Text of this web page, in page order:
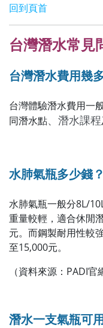
回到頁首
台灣潛水常見
台灣潛水費用幾
台灣體驗潛水費用一
同潛水點、潛水課程
水肺氣瓶多少錢？
水肺氣瓶一般分8L/
重量較輕，適合休閒
元。而鋼製耐用性較
至15,000元。
（資料來源：PADI官
潛水一支氣瓶可